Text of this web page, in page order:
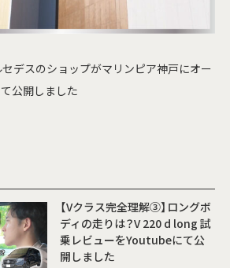
デスのショップがマリンピア神戸にオー
公開しました
【Vクラス完全理解③】ロングボ
ディの走りは？V 220 d long 試
乗レビューをYoutubeにて公
開しました